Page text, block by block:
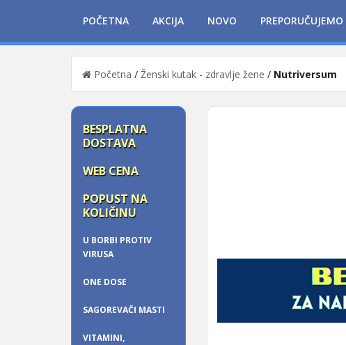
POČETNA AKCIJA NOVO PREPORUČUJEMO
Početna / Ženski kutak - zdravlje žene / Nutriversum
BESPLATNA
DOSTAVA
WEB CENA
POPUST NA
KOLIČINU
U BORBI PROTIV
VIRUSA
ONE DOSE
SAGOREVAČI MASTI
VITAMINI,